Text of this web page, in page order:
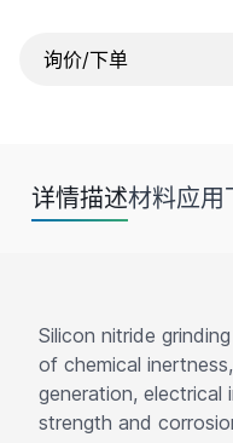
询价/下单
详情描述材料应用
Silicon nitride
of chemical
generation, electrical
strength and